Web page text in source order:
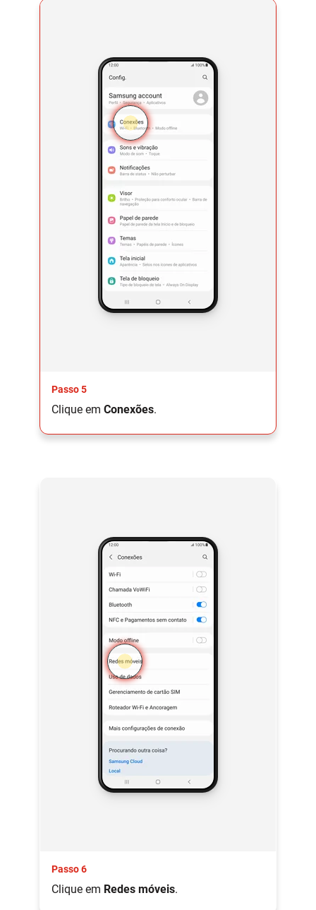
Passo 5
Clique em Conexões.
Passo 6
Clique em Redes móveis.